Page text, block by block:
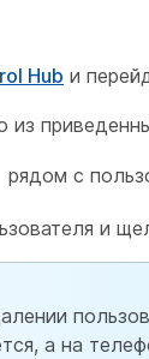
Hub и
из
рядом с
и
а на